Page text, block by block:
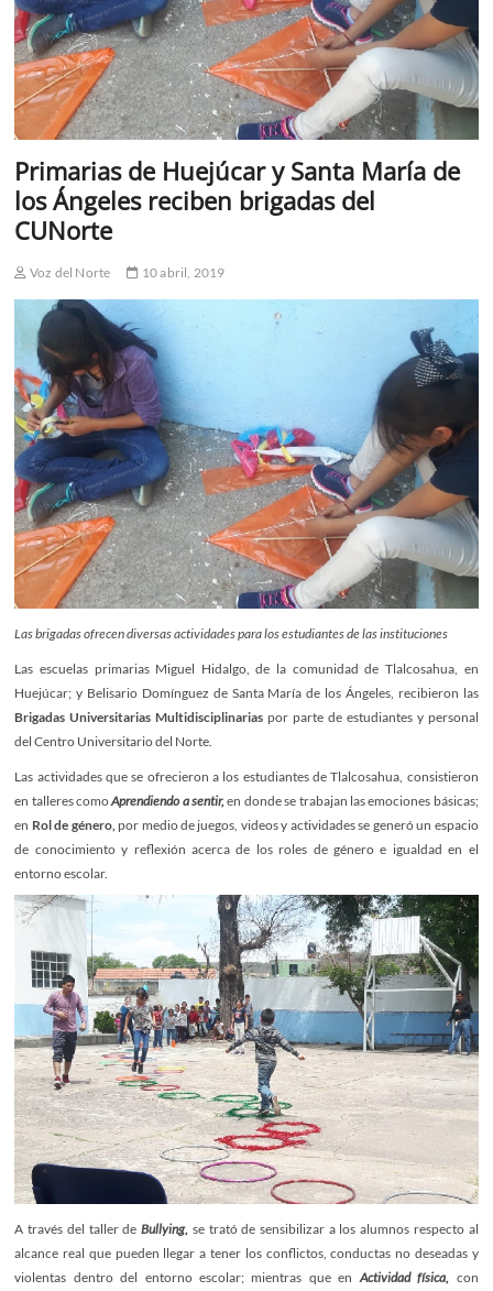
Primarias de Huejúcar y Santa María de
los Ángeles reciben brigadas del
CUNorte
Voz del Norte 10 abril, 2019
Las brigadas ofrecen diversas actividades para los estudiantes de las instituciones
Las escuelas primarias Miguel Hidalgo, de la comunidad de Tlalcosahua, en
Huejúcar; y Belisario Domínguez de Santa María de los Ángeles, recibieron las
Brigadas Universitarias Multidisciplinarias por parte de estudiantes y personal
del Centro Universitario del Norte.
Las actividades que se ofrecieron a los estudiantes de Tlalcosahua, consistieron
en talleres comoAprendiendo a sentir, en donde se trabajan las emociones básicas;
en Rol de género, por medio de juegos, videos y actividades se generó un espacio
de conocimiento y reflexión acerca de los roles de género e igualdad en el
entorno escolar.
A través del taller deBullying, se trató de sensibilizar a los alumnos respecto al
alcance real que pueden llegar a tener los conflictos, conductas no deseadas y
violentas dentro del entorno escolar; mientras que en Actividad física, con